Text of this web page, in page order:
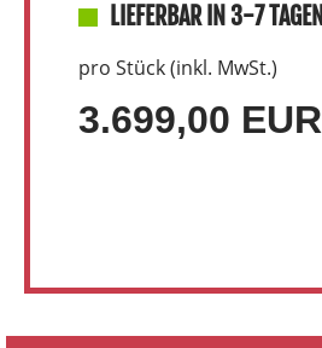
LIEFERBAR IN 3-7 TAGEN
pro Stück (inkl. MwSt.)
3.699,00 EUR